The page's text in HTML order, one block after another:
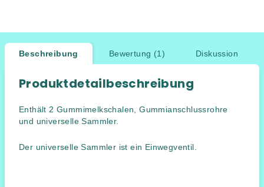
Beschreibung Bewertung (1) Diskussion
Produktdetailbeschreibung
Enthält 2 Gummimelkschalen, Gummianschlussrohre
und universelle Sammler.
Der universelle Sammler ist ein Einwegventil.